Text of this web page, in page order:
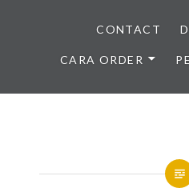
IKAN
CONTACT
CARA ORDER